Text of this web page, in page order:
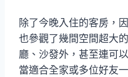
除了今晚入住的客房，
也參觀了幾間空間超大
廳、沙發外，甚至連可
當適合全家或多位好友